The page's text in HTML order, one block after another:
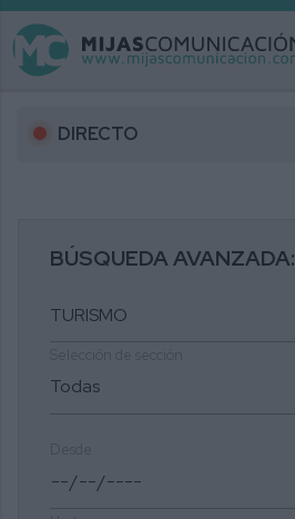
DIRECTO
BÚSQUEDA AVANZADA: